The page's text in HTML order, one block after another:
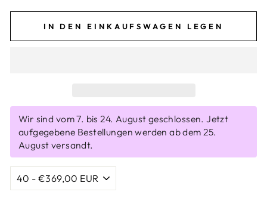
IN DEN EINKAUFSWAGEN LEGEN
Wir sind vom 7. bis 24. August geschlossen. Jetzt
aufgegebene Bestellungen werden ab dem 25.
August versandt.